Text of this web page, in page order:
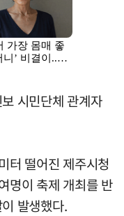
시민단체 관계자
터 떨어진 제주시청
명이 축제 개최를 반
발생했다.